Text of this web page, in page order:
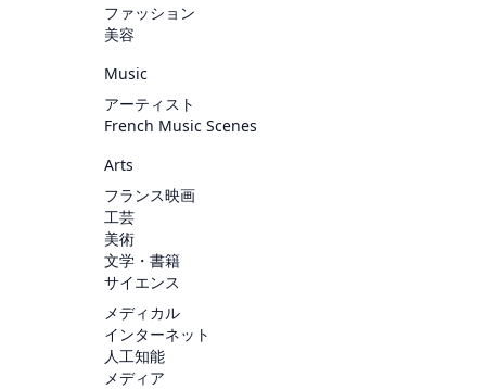
ファッション
美容
Music
アーティスト
French Music Scenes
Arts
フランス映画
工芸
美術
文学・書籍
サイエンス
メディカル
インターネット
人工知能
メディア